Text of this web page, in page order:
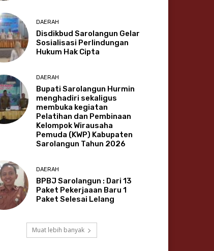
DAERAH
Disdikbud Sarolangun Gelar
Sosialisasi Perlindungan
Hukum Hak Cipta
DAERAH
Bupati Sarolangun Hurmin
menghadiri sekaligus
membuka kegiatan
Pelatihan dan Pembinaan
Kelompok Wirausaha
Pemuda (KWP) Kabupaten
Sarolangun Tahun 2026
DAERAH
BPBJ Sarolangun : Dari 13
Paket Pekerjaaan Baru 1
Paket Selesai Lelang
Muat lebih banyak